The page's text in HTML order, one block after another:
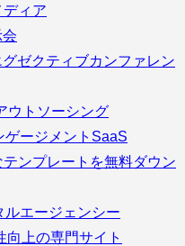
ディア
ゼクティブカンファレン
ウトソーシング
ゲージメントSaaS
ンプレートを無料ダウン
エージェンシー
向上の専門サイト